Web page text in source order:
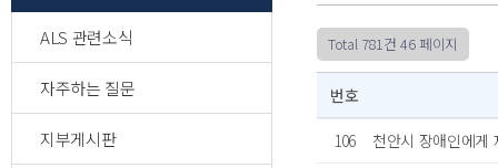
ALS 관련소식
자주하는 질문
지부게시판
Total 781건 46 페이지
번호
106
천안시 장애인에게